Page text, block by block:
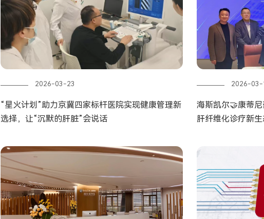
2026-03-23
“星火计划”助力京冀四家标杆医院实现健康管理新
选择，让“沉默的肝脏”会说话
2026-03-
海斯凯尔🤝康蒂
肝纤维化诊疗新